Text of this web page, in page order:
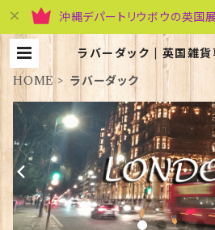
沖縄デパートリウボウの英
ラバーダック | 英国雑貨
ィッシュ・ライ
HOME
ラバーダック